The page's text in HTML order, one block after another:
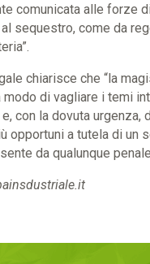
comunicata alle forze
sequestro, come da
chiarisce che “la
modo di vagliare i temi
con la dovuta urgenza,
opportuni a tutela di un
da qualunque